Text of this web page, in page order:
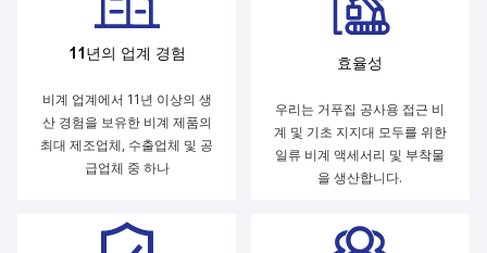
11년의 업계 경험
비계 업계에서 11년 이상의 생
산 경험을 보유한 비계 제품의
최대 제조업체, 수출업체 및 공
급업체 중 하나
효율성
우리는 거푸집 공사용 접근 비
계 및 기초 지지대 모두를 위한
일류 비계 액세서리 및 부착물
을 생산합니다.